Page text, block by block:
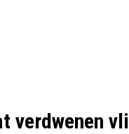
verdwenen